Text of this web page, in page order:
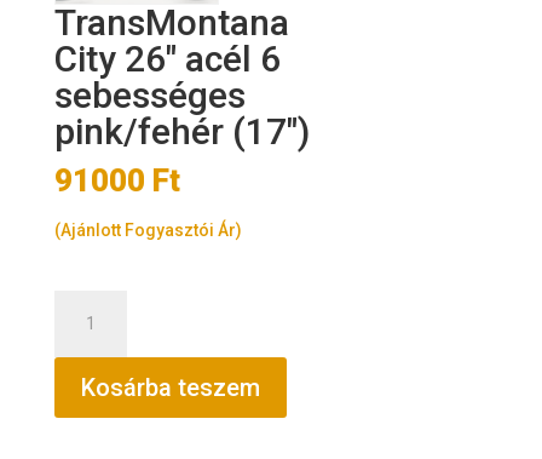
TransMontana
City 26″ acél 6
sebességes
pink/fehér (17″)
91000 Ft
(Ajánlott Fogyasztói Ár)
26"
acél
6
Kosárba teszem